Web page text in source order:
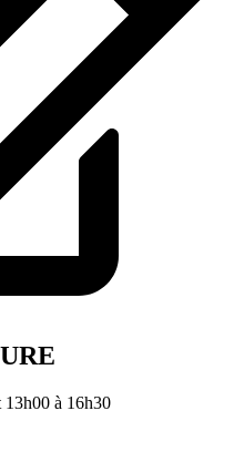
à 16h30